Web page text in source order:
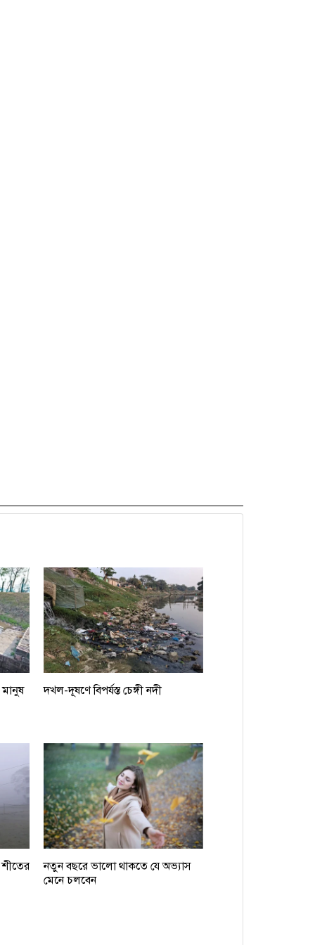
মানুষ দখল-দূষণে বিপর্যস্ত চেঙ্গী নদী
নতুন বছরে ভালো থাকতে যে অভ্যাস
মেনে চলবেন